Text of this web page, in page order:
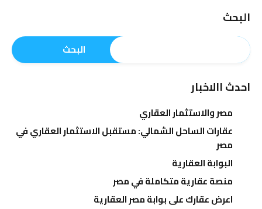
البحث
البحث
احدث االاخبار
مصر والاستثمار العقاري
عقارات الساحل الشمالي: مستقبل الاستثمار العقاري في
مصر
البوابة العقارية
منصة عقارية متكاملة في مصر
اعرض عقارك على بوابة مصر العقارية